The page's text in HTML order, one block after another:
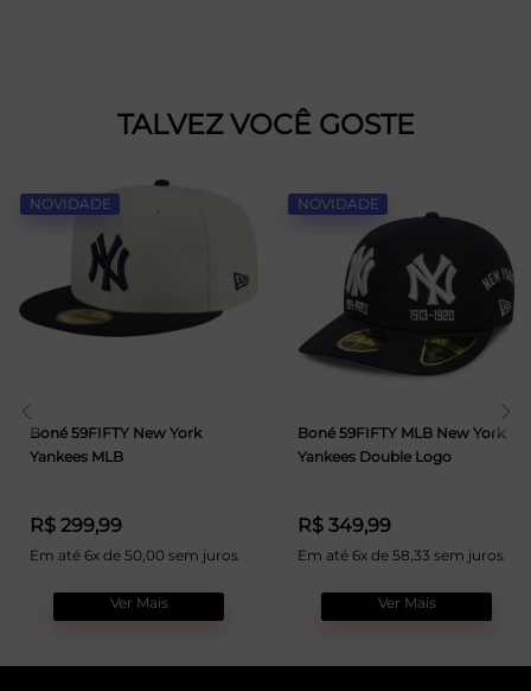
TALVEZ VOCÊ GOSTE
NOVIDADE
Boné 59FIFTY New York
Yankees MLB
R$ 299,99
Em até 6x de 50,00 sem juros
Ver Mais
NOVIDADE
Boné 59FIFTY MLB New York
Yankees Double Logo
R$ 349,99
Em até 6x de 58,33 sem juros
Ver Mais